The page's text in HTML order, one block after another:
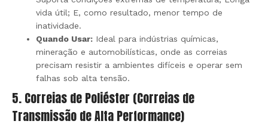
vida útil; E, como resultado, menor tempo de
inatividade.
Quando Usar: Ideal para indústrias químicas,
mineração e automobilísticas, onde as correias
precisam resistir a ambientes difíceis e operar sem
falhas sob alta tensão.
5. Correias de Poliéster (Correias de
Transmissão de Alta Performance)